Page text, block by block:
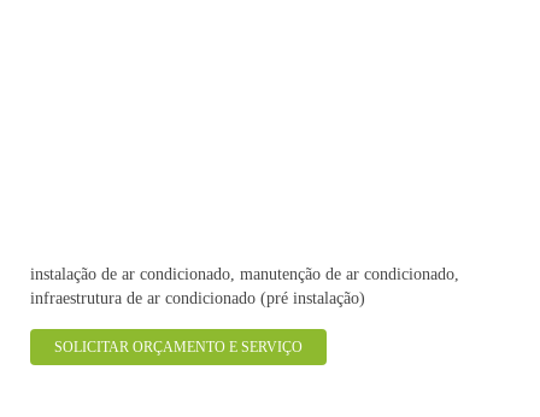
instalação de ar condicionado, manutenção de ar condicionado,
infraestrutura de ar condicionado (pré instalação)
SOLICITAR ORÇAMENTO E SERVIÇO